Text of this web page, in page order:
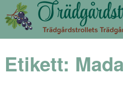
Etikett: